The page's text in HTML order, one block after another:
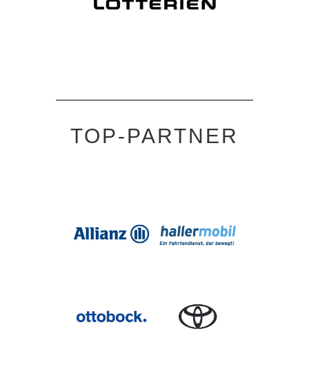
TOP-PARTNER